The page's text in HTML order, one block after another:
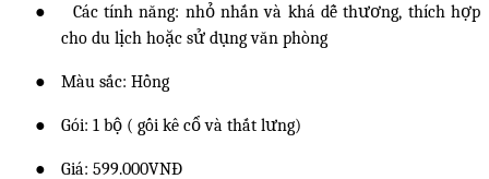
●
Các tính năng: nhỏ nhắn và khá dễ thương, thích hợp
cho du lịch hoặc sử dụng văn phòng
● Màu sắc: Hồng
● Gói: 1 bộ ( gối kê cổ và thắt lưng)
● Giá: 599.000VNĐ